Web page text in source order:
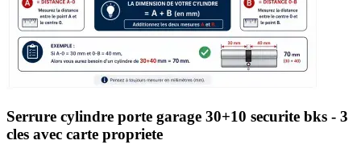
Serrure cylindre porte garage 30+10 securite bks - 3
cles avec carte propriete